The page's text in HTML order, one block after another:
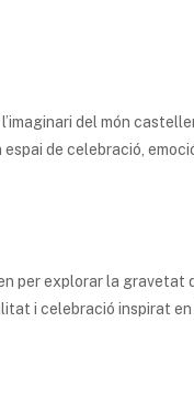
del món
de celebració,
per explorar la
i celebració inspirat